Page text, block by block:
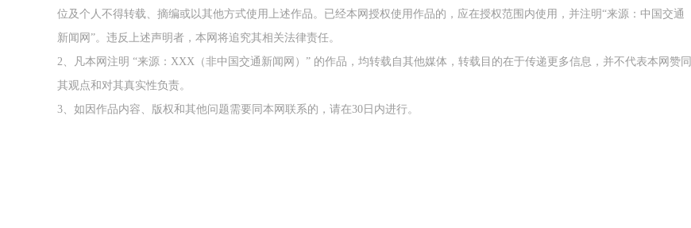
位及个人不得转载、摘编或以其他方式使用上述作品。已经本网授权使用作品的，应在授权范围内使用，并注明“来源：中国交通
新闻网”。违反上述声明者，本网将追究其相关法律责任。
2、凡本网注明 “来源：XXX（非中国交通新闻网）” 的作品，均转载自其他媒体，转载目的在于传递更多信息，并不代表本网赞同
其观点和对其真实性负责。
3、如因作品内容、版权和其他问题需要同本网联系的，请在30日内进行。